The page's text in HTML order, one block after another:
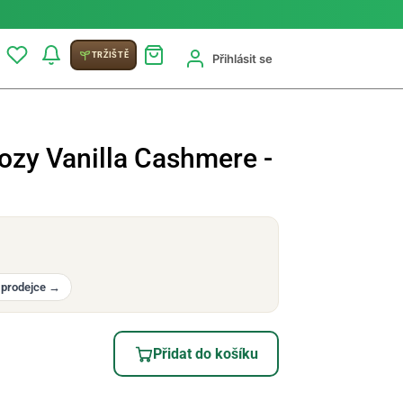
TRŽIŠTĚ Přihlásit se
Vanilla Cashmere -
→
Přidat do košíku